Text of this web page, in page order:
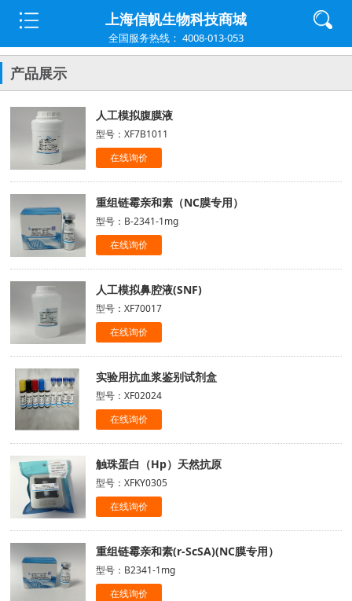
上海信帆生物科技商城
全国服务热线： 4008-013-053
产品展示
人工模拟腹膜液
型号：XF7B1011
在线询价
重组链霉亲和素（NC膜专用）
型号：B-2341-1mg
在线询价
人工模拟鼻腔液(SNF)
型号：XF70017
在线询价
实验用抗血浆鉴别试剂盒
型号：XF02024
在线询价
触珠蛋白（Hp）天然抗原
型号：XFKY0305
在线询价
重组链霉亲和素(r-ScSA)(NC膜专用）
型号：B2341-1mg
在线询价